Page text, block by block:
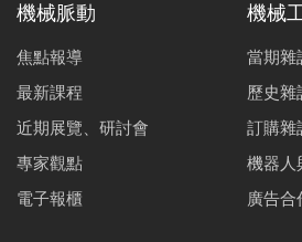
機械脈動
焦點報導
最新課程
近期展覽、研討會
專家觀點
電子報櫃
機械
當期雜
歷史雜
訂購雜
機器人
廣告合